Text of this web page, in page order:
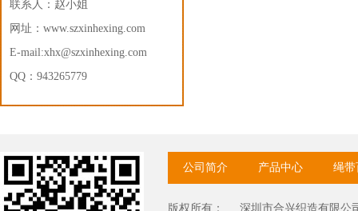
联系人：赵小姐
网址： www.szxinhexing.com
E-mail:xhx@szxinhexing.com
QQ：943265779
公司简介 产品中心 绳带
版权所有： 深圳市合兴织造有限